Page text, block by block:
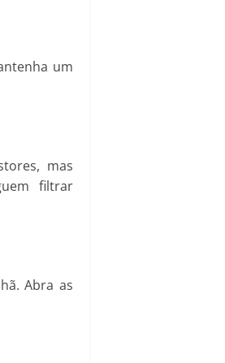
um
mas
filtrar
Abra as